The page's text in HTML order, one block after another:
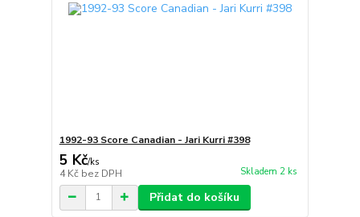
1992-93 Score Canadian - Jari Kurri #398
5 Kč/ks
4 Kč bez DPH Skladem 2 ks
Přidat do košíku